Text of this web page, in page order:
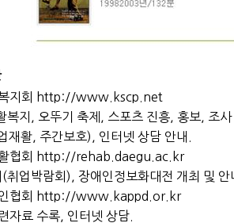
지회 http://www.kscp.net
지, 오뚜기 축제, 스포츠 진흥, 홍보, 조
활, 주간보호), 인터넷 상담 안내.
협회 http://rehab.daegu.ac.kr
업박람회), 장애인정보화대전 개최 및 안
협회 http://www.kappd.or.kr
료 수록, 인터넷 상담.